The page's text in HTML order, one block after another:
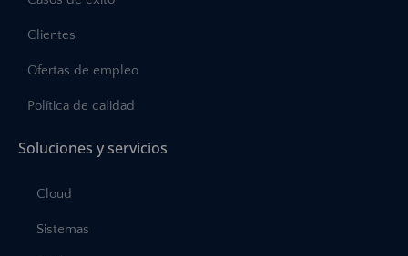
Clientes
Ofertas de empleo
Política de calidad
Soluciones y servicios
Cloud
Sistemas